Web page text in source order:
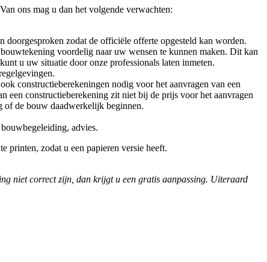
ons mag u dan het volgende verwachten:
zodat de officiële offerte opgesteld kan worden.
voordelig naar uw wensen te kunnen maken. Dit kan
u uw situatie door onze professionals laten inmeten.
constructieberekeningen nodig voor het aanvragen van een
een constructieberekening zit niet bij de prijs voor het aanvragen
of de bouw daadwerkelijk beginnen.
advies.
printen, zodat u een papieren versie heeft.
niet correct zijn, dan krijgt u een gratis aanpassing. Uiteraard